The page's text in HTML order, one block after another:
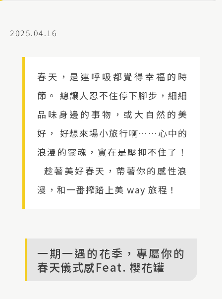
2025.04.16
春天，是連呼吸都覺得幸福的時
節。 總讓人忍不住停下腳步，細細
品味身邊的事物，或大自然的美
好， 好想來場小旅行啊……心中的
浪漫的靈魂，實在是壓抑不住了！
趁著美好春天，帶著你的感性浪
漫，和一番搾踏上美 way 旅程！
一期一遇的花季，專屬你的
春天儀式感Feat. 櫻花罐